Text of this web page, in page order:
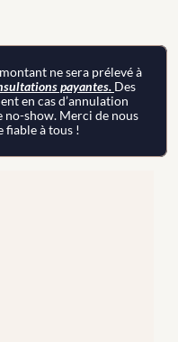
ne sera prélevé à
payantes. Des
en cas d’annulation
no-show. Merci de nous
à tous !